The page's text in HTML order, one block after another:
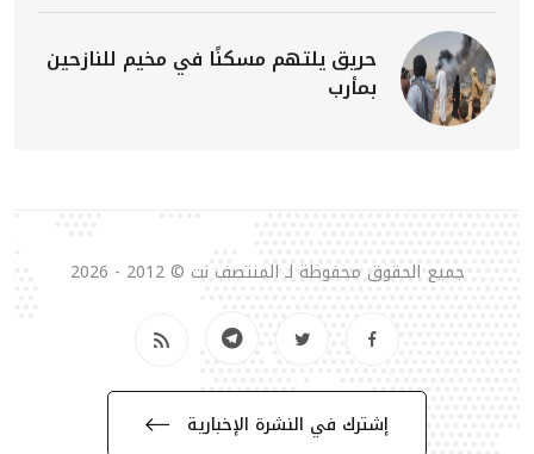
حريق يلتهم مسكنًا في مخيم للنازحين
بمأرب
جميع الحقوق محفوظة لـ المنتصف نت © 2012 - 2026
إشترك في النشرة الإخبارية